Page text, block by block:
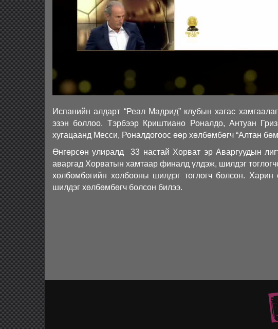
Испанийн алдарт “Реал Мадрид” клубын хагас
эзэн боллоо. Тэрбээр Криштиано Роналдо, Антуан
хугацаанд Месси, Роналдогоос өөр хөлбөмбөгч “Алтан
Өнгөрсөн улиралд 33 настай Хорват эр Аваргуудын
аваргад Хорватын хамтаар финалд үлдэж, шилдэг
хөлбөмбөгийн холбооны шилдэг тоглогч болсон.
шилдэг хөлбөмбөгч болсон билээ.